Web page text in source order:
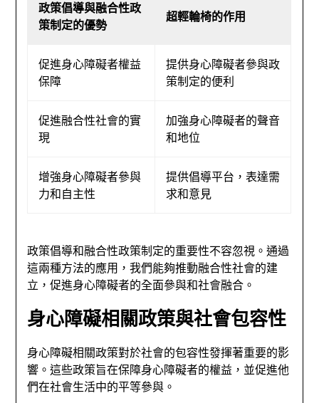
政策倡導與融合性政
策制定的優勢
超輕輪椅的作用
促進身心障礙者權益
保障
提供身心障礙者參與政
策制定的便利
促進融合性社會的實
現
加強身心障礙者的聲音
和地位
增強身心障礙者參與
力和自主性
提供倡導平台，表達需
求和意見
政策倡導和融合性政策制定的重要性不容忽視。通過
這兩種方法的應用，我們能夠推動融合性社會的建
立，促進身心障礙者的全面參與和社會融合。
身心障礙相關政策與社會包容性
身心障礙相關政策對於社會的包容性發揮著重要的影
響。這些政策旨在保障身心障礙者的權益，並促進他
們在社會生活中的平等參與。